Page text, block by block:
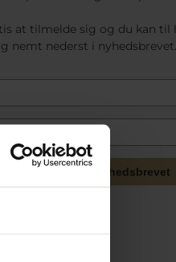
at tilmelde sig og du kan til
nemt nederst i nyhedsbrevet.
Tilmeld mig nyhedsbrevet